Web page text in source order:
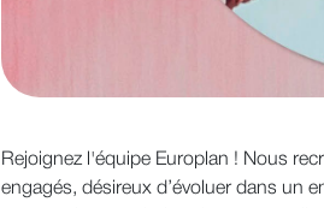
Rejoignez l'équipe Europlan ! Nous
engagés, désireux d’évoluer dans un